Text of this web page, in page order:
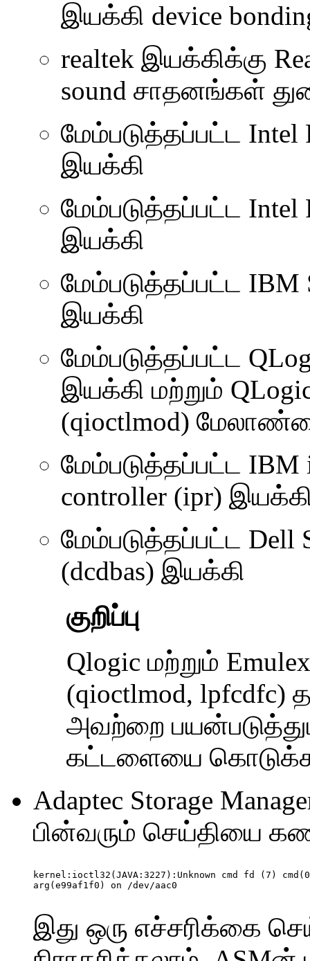
இயக்கி device
realtek இயக்கிக்கு
sound சாதனங்கள்
மேம்படுத்தப்பட்ட Intel
இயக்கி
மேம்படுத்தப்பட்ட
இயக்கி
மேம்படுத்தப்பட்ட IBM
இயக்கி
மேம்படுத்தப்பட்ட
இயக்கி மற்றும்
(qioctlmod)
மேம்படுத்தப்பட்ட IBM
controller (ipr)
மேம்படுத்தப்பட்ட Dell
(dcdbas) இயக்கி
குறிப்பு
Qlogic மற்றும்
(qioctlmod, lpfcdfc)
அவற்றை
கட்டளையை
Adaptec Storage
பின்வரும் செய்தியை
kernel:ioctl32(JAVA:3227):Unknown cmd fd (7)
இது ஒரு எச்சரிக்கை